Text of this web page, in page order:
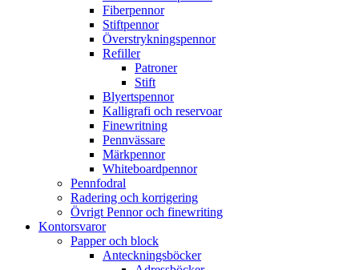
Fiberpennor
Stiftpennor
Överstrykningspennor
Refiller
Patroner
Stift
Blyertspennor
Kalligrafi och reservoar
Finewritning
Pennvässare
Märkpennor
Whiteboardpennor
Pennfodral
Radering och korrigering
Övrigt Pennor och finewriting
Kontorsvaror
Papper och block
Anteckningsböcker